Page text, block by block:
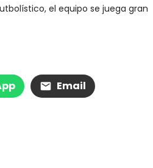
el equipo se juega gran
Email